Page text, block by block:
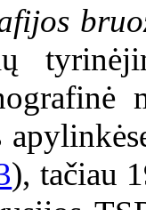
), tačiau